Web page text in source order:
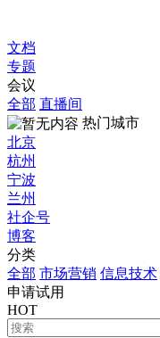
文档
专题
会议
全部 直播间
热门城市
北京
杭州
宁波
兰州
社企号
博客
分类
全部 市场营销 信息技术
申请试用
HOT